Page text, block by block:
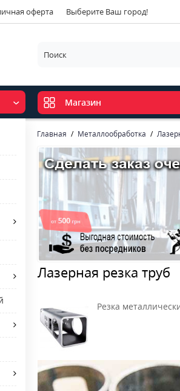
оферта Выберите Ваш город!
Магазин
Главная Металлообработка
Лазерная резка труб
Резка